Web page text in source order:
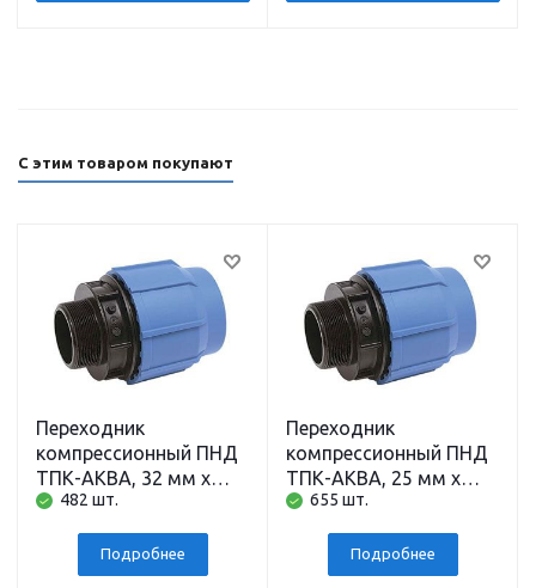
С этим товаром покупают
Переходник
компрессионный ПНД
ТПК-АКВА, 32 мм x
наружная резьба 1
дюйм
482 шт.
Подробнее
Переходник
компрессионный ПНД
ТПК-АКВА, 25 мм x
наружная резьба 1
дюйм
655 шт.
Подробнее